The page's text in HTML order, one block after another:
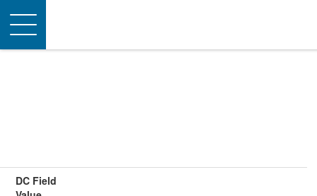
Toggle
navigation
DC Field